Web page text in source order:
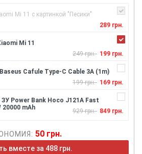
Mi 11 с картинкой "Песики"
289 грн.
Mi 11
249 грн. 199 грн.
Cafule Type-C Cable 3A (1m)
199 грн. 169 грн.
Power Bank Hoco J121A Fast
20000 mAh
929 грн. 849 грн.
50 грн.
вместе за 488 грн.